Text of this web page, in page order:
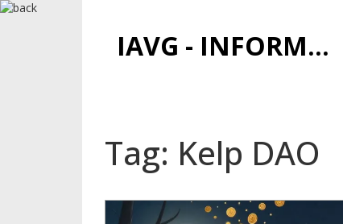
IAVG - INFORMATIONSARCHIV FÜR VIRTUELLE GELDER
Tag: Kelp DAO